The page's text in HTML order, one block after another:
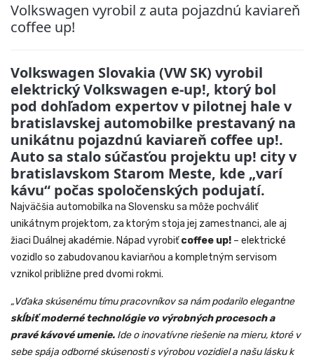
Volkswagen vyrobil z auta pojazdnú kaviareň
coffee up!
Volkswagen Slovakia (VW SK) vyrobil
elektrický Volkswagen e-up!, ktorý bol
pod dohľadom expertov v pilotnej hale v
bratislavskej automobilke prestavaný na
unikátnu pojazdnú kaviareň coffee up!.
Auto sa stalo súčasťou projektu up! city v
bratislavskom Starom Meste, kde „varí
kávu“ počas spoločenských podujatí.
Najväčšia automobilka na Slovensku sa môže pochváliť
unikátnym projektom, za ktorým stoja jej zamestnanci, ale aj
žiaci Duálnej akadémie. Nápad vyrobiťcoffee up! – elektrické
vozidlo so zabudovanou kaviarňou a kompletným servisom
vznikol približne pred dvomi rokmi.
„Vďaka skúsenému tímu pracovníkov sa nám podarilo elegantne
skĺbiť moderné technológie vo výrobných procesoch a
pravé kávové umenie. Ide o inovatívne riešenie na mieru, ktoré v
sebe spája odborné skúsenosti s výrobou vozidiel a našu lásku k